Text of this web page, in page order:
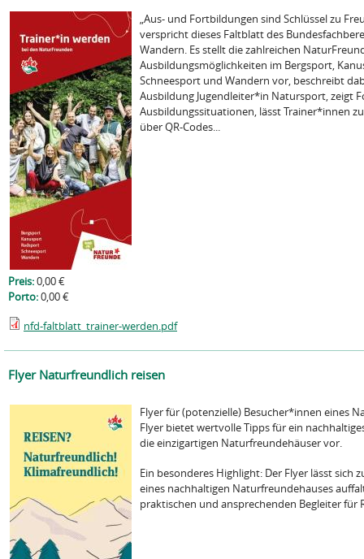
„Aus- und Fortbildungen sind Schlüssel zu
verspricht dieses Faltblatt des
Wandern. Es stellt die zahlreichen
Ausbildungsmöglichkeiten im Bergsport,
Schneesport und Wandern vor, beschreibt
Ausbildung Jugendleiter*in Natursport, zeigt
Ausbildungssituationen, lässt Trainer*innen
über QR-Codes...
Preis:0,00 €
Porto:0,00 €
nfd-faltblatt_trainer-werden.pdf
Flyer Naturfreundlich reisen
Flyer für (potenzielle) Besucher*innen eines
Flyer bietet wertvolle Tipps für ein
die einzigartigen Naturfreundehäuser vor.
Ein besonderes Highlight: Der Flyer lässt sich
eines nachhaltigen Naturfreundehauses
praktischen und ansprechenden Begleiter für